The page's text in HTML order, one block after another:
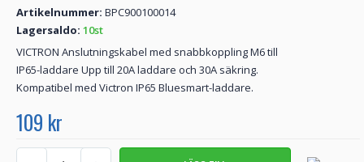
Artikelnummer: BPC900100014
Lagersaldo: 10st
VICTRON Anslutningskabel med snabbkoppling M6 till
IP65-laddare Upp till 20A laddare och 30A säkring.
Kompatibel med Victron IP65 Bluesmart-laddare.
109 kr